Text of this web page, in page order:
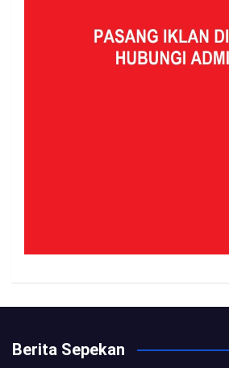
Berita Sepekan